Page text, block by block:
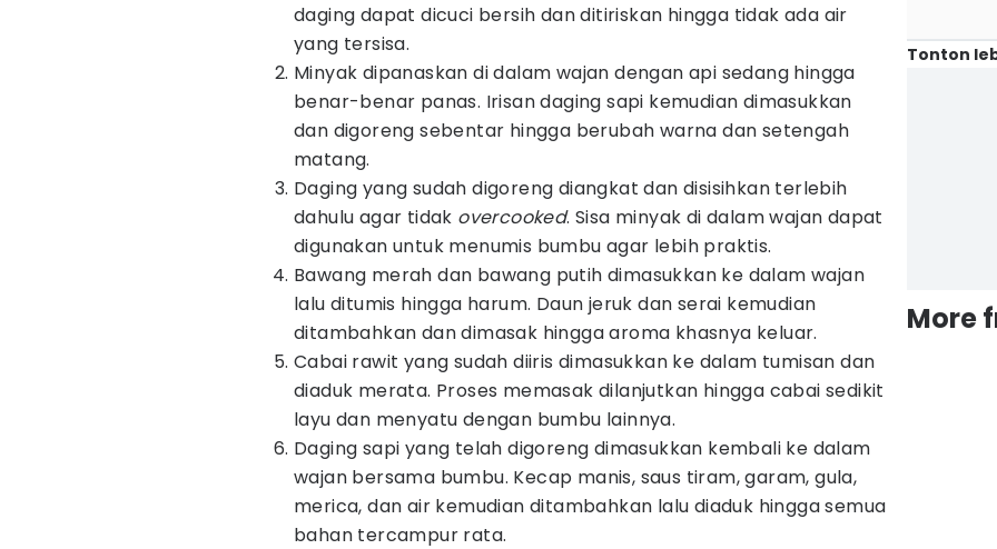
daging dapat dicuci bersih dan ditiriskan hingga tidak ada air
yang tersisa.
Minyak dipanaskan di dalam wajan dengan api sedang hingga
benar-benar panas. Irisan daging sapi kemudian dimasukkan
dan digoreng sebentar hingga berubah warna dan setengah
matang.
Daging yang sudah digoreng diangkat dan disisihkan terlebih
dahulu agar tidak overcooked. Sisa minyak di dalam wajan dapat
digunakan untuk menumis bumbu agar lebih praktis.
Bawang merah dan bawang putih dimasukkan ke dalam wajan
lalu ditumis hingga harum. Daun jeruk dan serai kemudian
ditambahkan dan dimasak hingga aroma khasnya keluar.
Cabai rawit yang sudah diiris dimasukkan ke dalam tumisan dan
diaduk merata. Proses memasak dilanjutkan hingga cabai sedikit
layu dan menyatu dengan bumbu lainnya.
Daging sapi yang telah digoreng dimasukkan kembali ke dalam
wajan bersama bumbu. Kecap manis, saus tiram, garam, gula,
merica, dan air kemudian ditambahkan lalu diaduk hingga semua
bahan tercampur rata.
Tonton
More